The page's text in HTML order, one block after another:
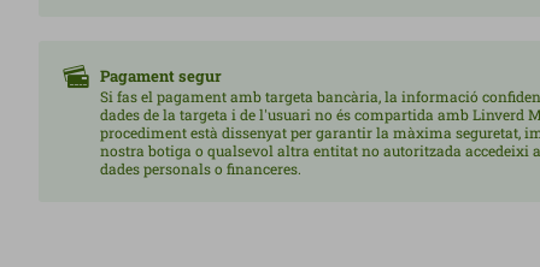
Pagament segur
Si fas el pagament amb targeta bancària, la informació
dades de la targeta i de l'usuari no és compartida amb Linverd
procediment està dissenyat per garantir la màxima seguretat,
nostra botiga o qualsevol altra entitat no autoritzada accedeixi
dades personals o financeres.